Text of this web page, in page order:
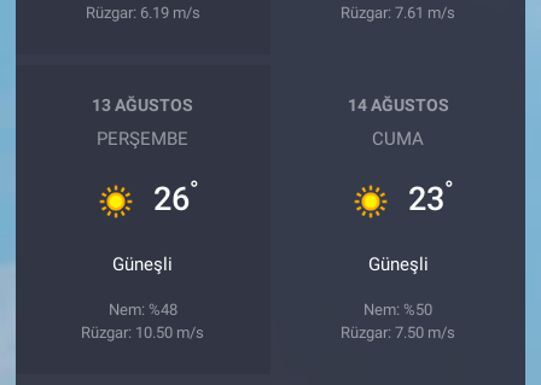
Rüzgar: 6.19 m/s
Rüzgar: 7.61 m/s
13 AĞUSTOS
PERŞEMBE
26°
Güneşli
Nem: %48
Rüzgar: 10.50 m/s
14 AĞUSTOS
CUMA
23°
Güneşli
Nem: %50
Rüzgar: 7.50 m/s